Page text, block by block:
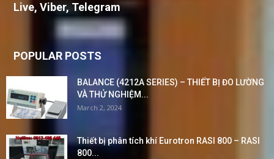
Live, Viber, Telegram
POPULAR POSTS
BALANCE (4212A SERIES) – THIẾT BỊ ĐO LƯỜNG
VÀ THỬ NGHIỆM...
March 2, 2024
Thiết bị phân tích khí Eurotron RASI 800 – RASI
800...